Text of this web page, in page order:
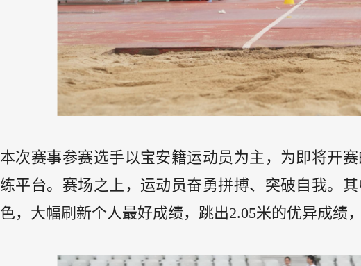
本次赛事参赛选手以宝安籍运动员为主，为即将开
练平台。赛场之上，运动员奋勇拼搏、突破自我。
色，大幅刷新个人最好成绩，跳出2.05米的优异成绩